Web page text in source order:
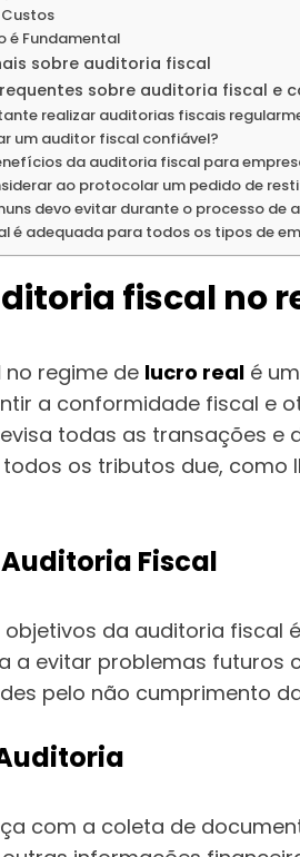
é Fundamental
sobre auditoria fiscal
sobre auditoria fiscal e
realizar auditorias fiscais
um auditor fiscal confiável?
da auditoria fiscal para
ao protocolar um pedido de
devo evitar durante o processo de
é adequada para todos os tipos de
fiscal no
no regime de lucro real é
a conformidade fiscal e
todas as transações e
os tributos due, como
Fiscal
objetivos da auditoria
a evitar problemas futuros
pelo não cumprimento
com a coleta de